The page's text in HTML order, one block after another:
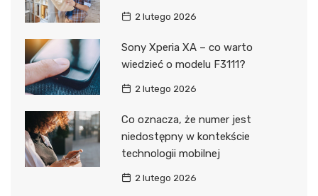
2 lutego 2026
Sony Xperia XA – co warto
wiedzieć o modelu F3111?
2 lutego 2026
Co oznacza, że numer jest
niedostępny w kontekście
technologii mobilnej
2 lutego 2026